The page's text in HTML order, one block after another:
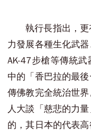
執行長指出，
力發展各種生化武
AK-47步槍等傳統
中的「香巴拉的最
傳佛教完全統治世
人大談「慈悲的力
的，其日本的代表